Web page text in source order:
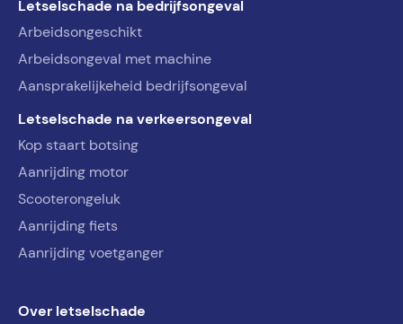
Letselschade na bedrijfsongeval
Arbeidsongeschikt
Arbeidsongeval met machine
Aansprakelijkeheid bedrijfsongeval
Letselschade na verkeersongeval
Kop staart botsing
Aanrijding motor
Scooterongeluk
Aanrijding fiets
Aanrijding voetganger
Over letselschade